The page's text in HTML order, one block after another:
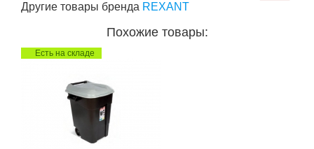
Другие товары бренда REXANT
Похожие товары:
Есть на складе